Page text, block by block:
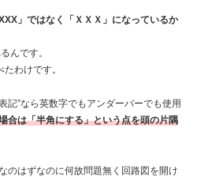
」ではなく「ＸＸＸ」になっているか
んです。
わけです。
記”なら英数字でもアンダーバーでも使用
合は「半角にする」という点を頭の片隅
のはずなのに何故問題無く回路図を開け